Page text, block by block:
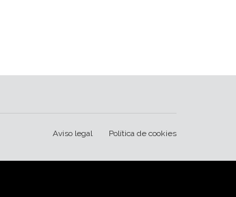
Aviso legal Política de cookies